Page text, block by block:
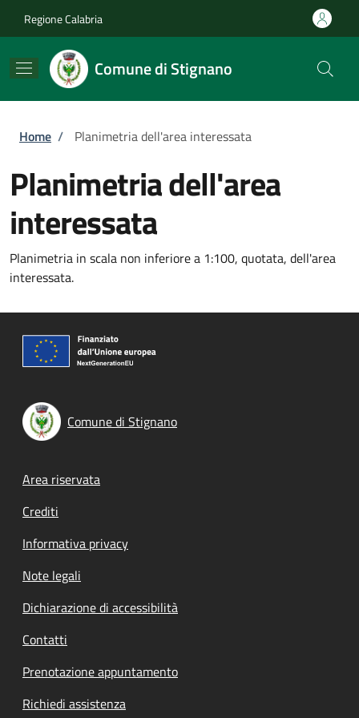
Regione Calabria
Comune di Stignano
Briciole di pane
Home / Planimetria dell'area interessata
Planimetria dell'area
interessata
Planimetria in scala non inferiore a 1:100, quotata, dell'area
interessata.
Comune di Stignano
Footer menu
Area riservata
Crediti
Informativa privacy
Note legali
Dichiarazione di accessibilità
Contatti
Prenotazione appuntamento
Richiedi assistenza